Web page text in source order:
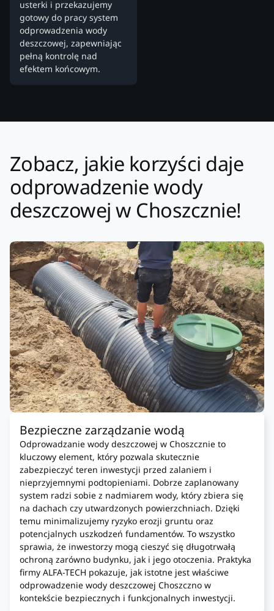
usterki i przekazujemy
gotowy do pracy system
odprowadzenia wody
deszczowej, zapewniając
pełną kontrolę nad
efektem końcowym.
Zobacz, jakie korzyści daje
odprowadzenie wody
deszczowej w Choszcznie!
Bezpieczne zarządzanie wodą
Odprowadzanie wody deszczowej w Choszcznie to
kluczowy element, który pozwala skutecznie
zabezpieczyć teren inwestycji przed zalaniem i
nieprzyjemnymi podtopieniami. Dobrze zaplanowany
system radzi sobie z nadmiarem wody, który zbiera się
na dachach czy utwardzonych powierzchniach. Dzięki
temu minimalizujemy ryzyko erozji gruntu oraz
potencjalnych uszkodzeń fundamentów. To wszystko
sprawia, że inwestorzy mogą cieszyć się długotrwałą
ochroną zarówno budynku, jak i jego otoczenia. Praktyka
firmy ALFA-TECH pokazuje, jak istotne jest właściwe
odprowadzenie wody deszczowej Choszczno w
kontekście bezpiecznych i funkcjonalnych inwestycji.